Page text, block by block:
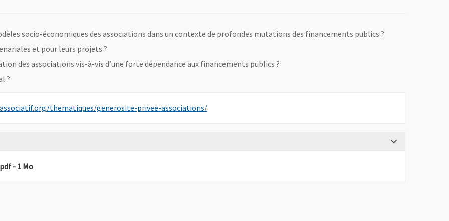
socio-économiques des associations dans un contexte de profondes mutations des financements publics ?
et pour leurs projets ?
des associations vis-à-vis d’une forte dépendance aux financements publics ?
?
thematiques/generosite-privee-associations/, Ouvre une nouvelle fenêtre
, Fichier au format Pdf
- 1 Mo, Ouvre une nouvelle fenêtre